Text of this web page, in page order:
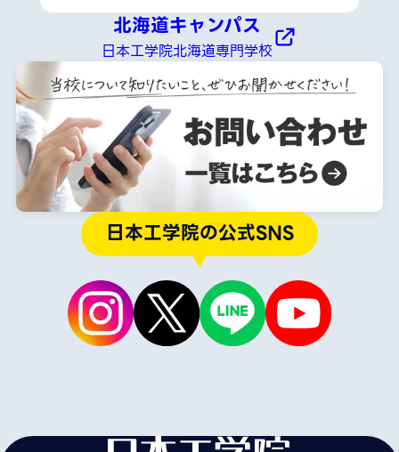
北海道キャンパス
日本工学院北海道専門学校
日本工学院の公式SNS